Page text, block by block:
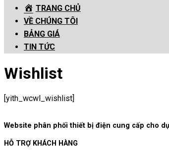
TRANG CHỦ
VỀ CHÚNG TÔI
BẢNG GIÁ
TIN TỨC
Wishlist
[yith_wcwl_wishlist]
Website phân phối thiết bị điện cung cấp cho
HỖ TRỢ KHÁCH HÀNG